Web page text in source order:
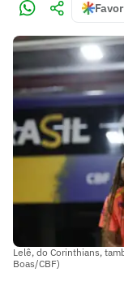
Lelê, do Corinthians,
Boas/CBF)